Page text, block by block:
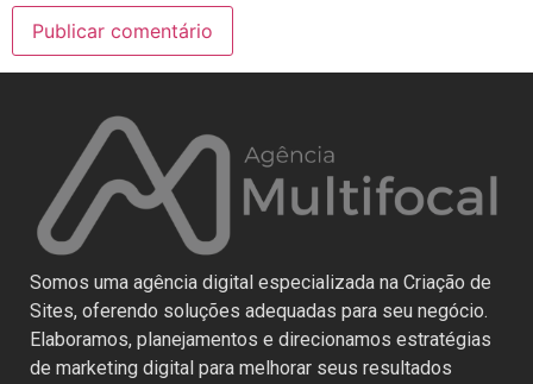
Somos uma agência digital especializada na Criação de
Sites, oferendo soluções adequadas para seu negócio.
Elaboramos, planejamentos e direcionamos estratégias
de marketing digital para melhorar seus resultados